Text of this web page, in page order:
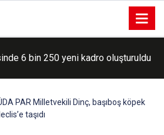
6 bin 250 yeni kadro oluşturuldu
PAR Milletvekili Dinç, başıboş köpek
taşıdı